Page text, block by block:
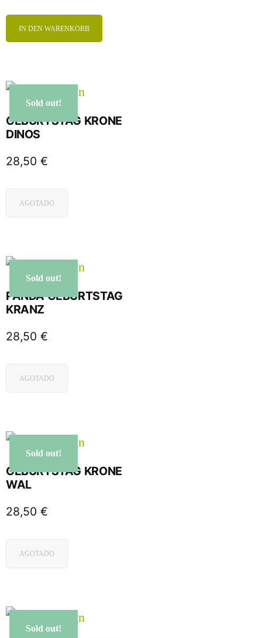
IN DEN WARENKORB
Sold out!
GEBURTSTAG KRONE
DINOS
28,50 €
AGOTADO
Sold out!
PANDA GEBURTSTAG
KRANZ
28,50 €
AGOTADO
Sold out!
GEBURTSTAG KRONE
WAL
28,50 €
AGOTADO
Sold out!